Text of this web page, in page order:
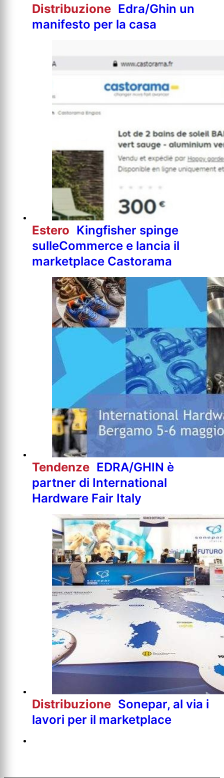
Distribuzione Edra/Ghin un
manifesto per la casa
Estero Kingfisher spinge
sulleCommerce e lancia il
marketplace Castorama
Tendenze EDRA/GHIN è
partner di International
Hardware Fair Italy
Distribuzione Sonepar, al via i
lavori per il marketplace